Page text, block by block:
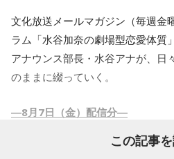
【4位】獅子座（しし座）
あなたの望みについて考えましょ
していくことで、あなたの今後の
文化放送メールマガジン（毎週金
ラム「水谷加奈の劇場型恋愛体質」
アナウンス部長・水谷アナが、日
のままに綴っていく。
―8月7日（金）配信分―
連続ドラマ【VIVANT】シーズン2
この記事